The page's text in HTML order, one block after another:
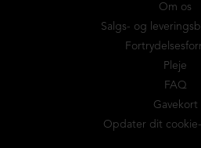
Om os
Salgs- og
Pleje
FAQ
Gavekort
Opdater dit